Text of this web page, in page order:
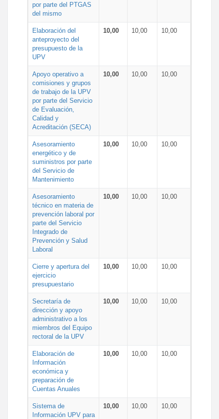
por parte del PTGAS
del mismo
Elaboración del
anteproyecto del
presupuesto de la
UPV
10,00 10,00 10,00
Apoyo operativo a
comisiones y grupos
de trabajo de la UPV
por parte del Servicio
de Evaluación,
Calidad y
Acreditación (SECA)
10,00 10,00 10,00
Asesoramiento
energético y de
suministros por parte
del Servicio de
Mantenimiento
10,00 10,00 10,00
Asesoramiento
técnico en materia de
prevención laboral por
parte del Servicio
Integrado de
Prevención y Salud
Laboral
10,00 10,00 10,00
Cierre y apertura del
ejercicio
presupuestario
10,00 10,00 10,00
Secretaría de
dirección y apoyo
administrativo a los
miembros del Equipo
rectoral de la UPV
10,00 10,00 10,00
Elaboración de
Información
económica y
preparación de
Cuentas Anuales
10,00 10,00 10,00
Sistema de
Información UPV para
10,00 10,00 10,00